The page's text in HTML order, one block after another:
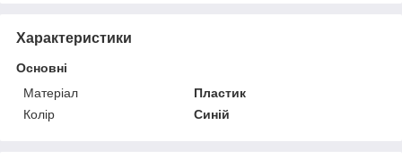
Характеристики
Основні
Матеріал
Пластик
Колір
Синій